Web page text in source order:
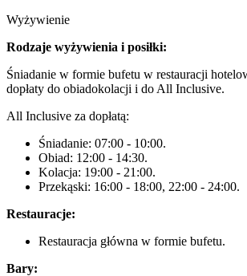
Wyżywienie
Rodzaje wyżywienia i posiłki:
Śniadanie w formie bufetu w restauracji
dopłaty do obiadokolacji i do All Inclusive.
All Inclusive za dopłatą:
Śniadanie: 07:00 - 10:00.
Obiad: 12:00 - 14:30.
Kolacja: 19:00 - 21:00.
Przekąski: 16:00 - 18:00, 22:00 - 24:00.
Restauracje:
Restauracja główna w formie bufetu.
Bary: